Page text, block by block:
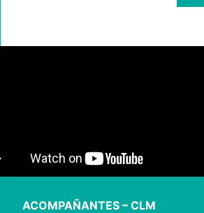
ACOMPAÑANTES – CLM